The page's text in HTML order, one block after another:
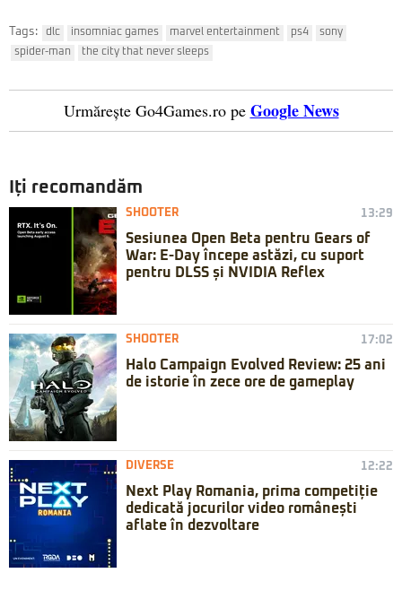
Tags: dlc insomniac games marvel entertainment ps4
sony
spider-man
the city that never sleeps
Urmărește Go4Games.ro pe Google News
Iți recomandăm
SHOOTER 13:29
Sesiunea Open Beta pentru Gears of
War: E-Day începe astăzi, cu suport
pentru DLSS și NVIDIA Reflex
SHOOTER 17:02
Halo Campaign Evolved Review: 25 ani
de istorie în zece ore de gameplay
DIVERSE 12:22
Next Play Romania, prima competiție
dedicată jocurilor video românești
aflate în dezvoltare